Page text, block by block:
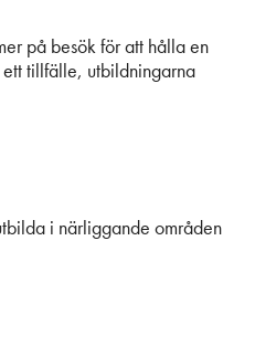
på besök för att hålla en
tillfälle, utbildningarna
i närliggande områden